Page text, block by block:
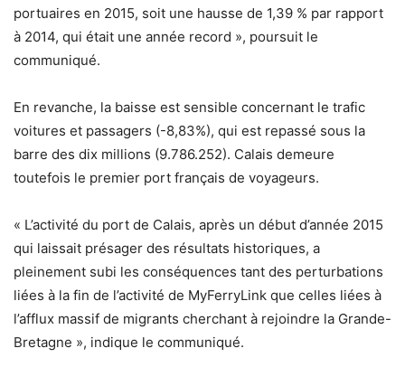
portuaires en 2015, soit une hausse de 1,39 % par rapport
à 2014, qui était une année record », poursuit le
communiqué.
En revanche, la baisse est sensible concernant le trafic
voitures et passagers (-8,83%), qui est repassé sous la
barre des dix millions (9.786.252). Calais demeure
toutefois le premier port français de voyageurs.
« L’activité du port de Calais, après un début d’année 2015
qui laissait présager des résultats historiques, a
pleinement subi les conséquences tant des perturbations
liées à la fin de l’activité de MyFerryLink que celles liées à
l’afflux massif de migrants cherchant à rejoindre la Grande-
Bretagne », indique le communiqué.